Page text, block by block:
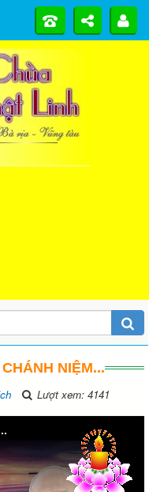
NIỆM...
Lượt xem: 4141